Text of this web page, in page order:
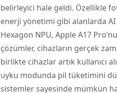
belirleyici hale geldi. Özellikle
enerji yönetimi gibi alanlarda AI
Hexagon NPU, Apple A17
çözümler, cihazların gerçek
birlikte cihazlar artık kullanıcı
uyku modunda pil tüketimini
sistemler sayesinde mümkün